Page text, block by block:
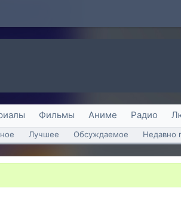
Фильмы Аниме Радио
Лучшее Обсуждаемое Недавно